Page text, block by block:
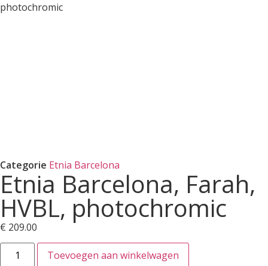
photochromic
Categorie Etnia Barcelona
Etnia Barcelona, Farah,
HVBL, photochromic
€ 209.00
Toevoegen aan winkelwagen